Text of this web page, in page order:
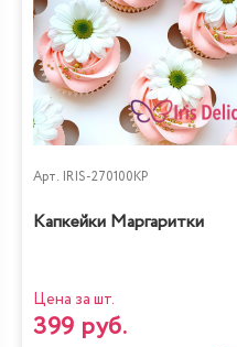
Жареный шоколад-
Сказка
Арт. IRIS-270100KP
Капкейки Маргаритки
Цена за шт.
399 руб.